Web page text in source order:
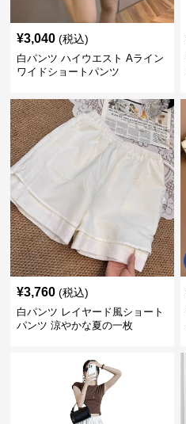
¥3,040 (税込)
白パンツ ハイウエスト Aライン
ワイドショートパンツ
¥3,760 (税込)
白パンツ レイヤード風ショート
パンツ 涼やかな夏の一枚